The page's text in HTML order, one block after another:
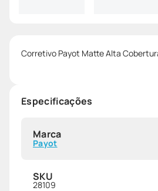
Corretivo Payot Matte Alta
Especificações
Marca
Payot
SKU
28109